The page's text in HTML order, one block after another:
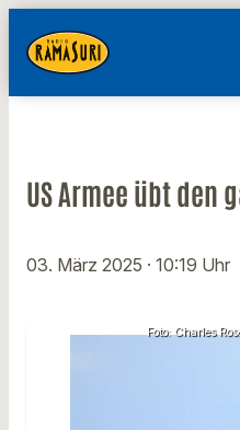
US Armee übt den
03. März 2025 · 10:19 Uhr
Foto: Charles